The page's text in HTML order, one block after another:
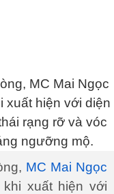
MC Mai Ngọc
xuất hiện với